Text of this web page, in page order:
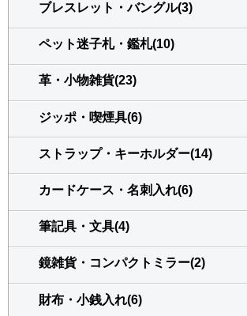
ブレスレット・バングル(3)
ペット迷子札・鑑札(10)
革・小物雑貨(23)
ジッポ・喫煙具(6)
ストラップ・キーホルダー(14)
カードケース・名刺入れ(6)
筆記具・文具(4)
鏡雑貨・コンパクトミラー(2)
財布・小銭入れ(6)